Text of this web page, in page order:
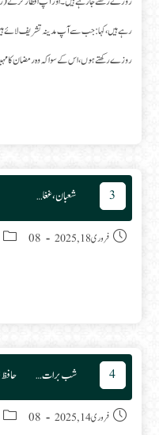
رہے ہیں، کہا: جب سے آپ مدینہ تشریف لائے
روزے رکھتے ہوں، اس کے سوا کہ وہ رمضان کا
3 شعبان، غغلت سے بیداری کا مہینہ
Post published:
فروری 18, 2025
Post category:
08. شعبان المعظم
4 شب برات قرآن وسنت کی روشنی میں(اوربدعات ماہ شعبان)
Post published:
فروری 14, 2025
Post category:
08. شعبان المعظم